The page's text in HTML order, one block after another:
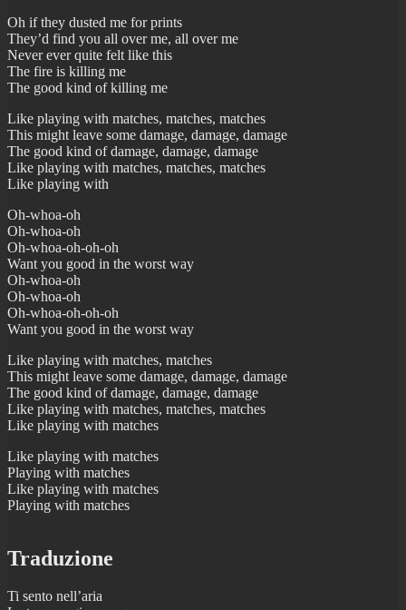
Oh if they dusted me for prints
They’d find you all over me, all over me
Never ever quite felt like this
The fire is killing me
The good kind of killing me
Like playing with matches, matches, matches
This might leave some damage, damage, damage
The good kind of damage, damage, damage
Like playing with matches, matches, matches
Like playing with
Oh-whoa-oh
Oh-whoa-oh
Oh-whoa-oh-oh-oh
Want you good in the worst way
Oh-whoa-oh
Oh-whoa-oh
Oh-whoa-oh-oh-oh
Want you good in the worst way
Like playing with matches, matches
This might leave some damage, damage, damage
The good kind of damage, damage, damage
Like playing with matches, matches, matches
Like playing with matches
Like playing with matches
Playing with matches
Like playing with matches
Playing with matches
Traduzione
Ti sento nell’aria